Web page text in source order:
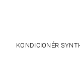
KONDICIONÉR